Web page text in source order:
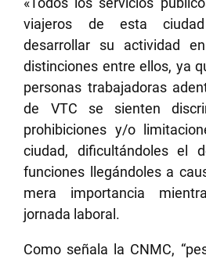
viajeros de esta
desarrollar su actividad
distinciones entre ellos, ya
personas trabajadoras
de VTC se sienten
prohibiciones y/o
ciudad, dificultándoles el
funciones llegándoles a
mera importancia
jornada laboral.
Como señala la CNMC,